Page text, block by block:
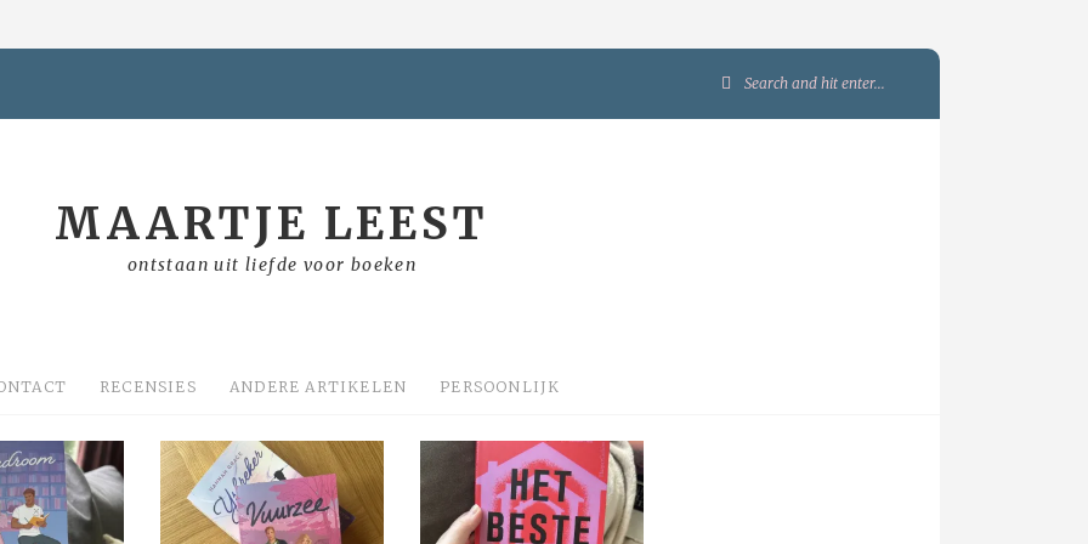
Search
MAARTJE LEEST
ontstaan uit liefde voor boeken
RECENSIES ANDERE ARTIKELEN PERSOONLIJK